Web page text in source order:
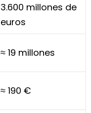
3.600 millones de
euros
≈ 19 millones
≈ 190 €